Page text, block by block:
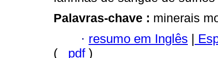
Palavras-chave : minerais
· resumo em Inglês |
(
pdf )